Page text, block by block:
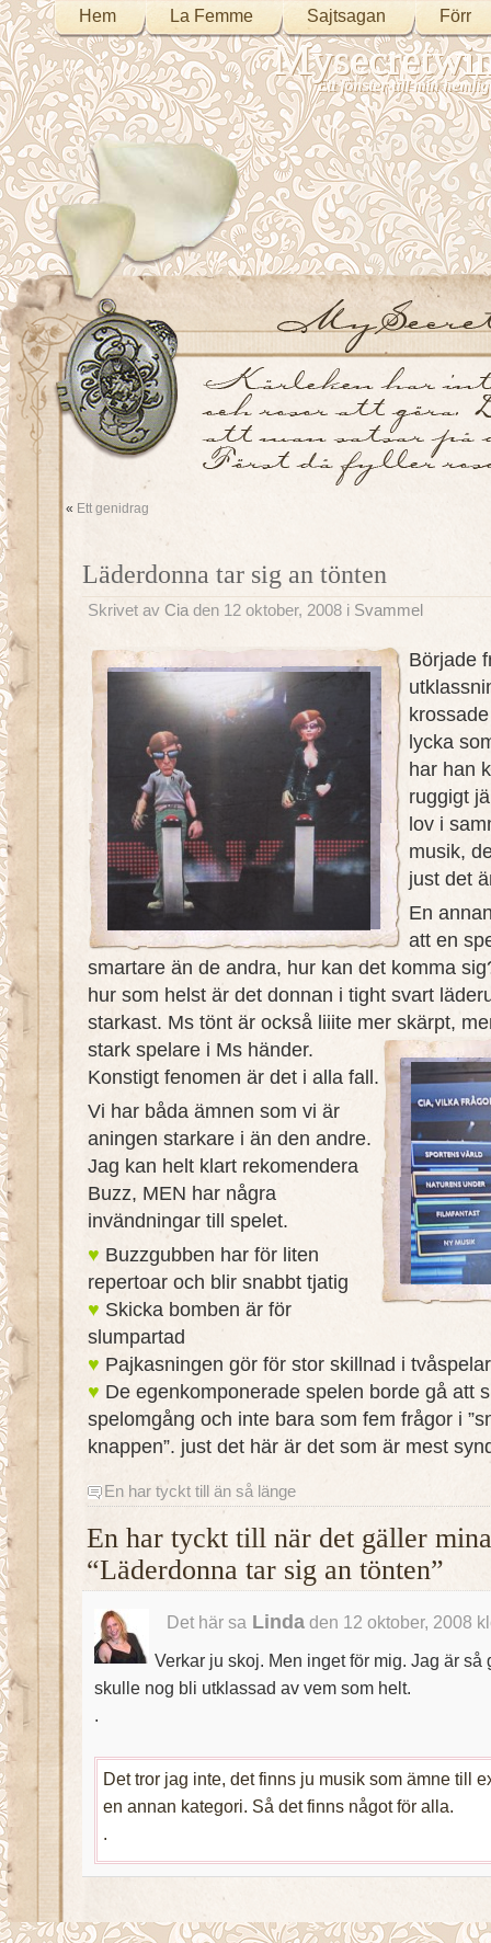
Hem La Femme Sajtsagan Förr
Ett fönster till min
« Ett genidrag
Läderdonna tar sig an tönten
Skrivet av Cia den 12 oktober, 2008 i Svammel
Började
lycka
har han
ruggigt
lov i
musik,
just det
En
att en
smartare än de andra, hur kan det komma
hur som helst är det donnan i tight svart
starkast. Ms tönt är också liiite mer skärpt,
stark spelare i Ms händer.
Konstigt fenomen är det i alla fall.
Vi har båda ämnen som vi är
aningen starkare i än den andre.
Jag kan helt klart rekomendera
Buzz, MEN har några
invändningar till spelet.
♥ Buzzgubben har för liten
repertoar och blir snabbt tjatig
♥ Skicka bomben är för
slumpartad
♥ Pajkasningen gör för stor skillnad i
♥ De egenkomponerade spelen borde gå att
spelomgång och inte bara som fem frågor i
knappen”. just det här är det som är mest
En har tyckt till än så länge
En har tyckt till när det gäller
“Läderdonna tar sig an tönten”
Det här sa Lindaden 12 oktober, 2008
Verkar ju skoj. Men inget för mig. Jag är
skulle nog bli utklassad av vem som helt.
.
Det tror jag inte, det finns ju musik som ämne till
en annan kategori. Så det finns något för alla.
.